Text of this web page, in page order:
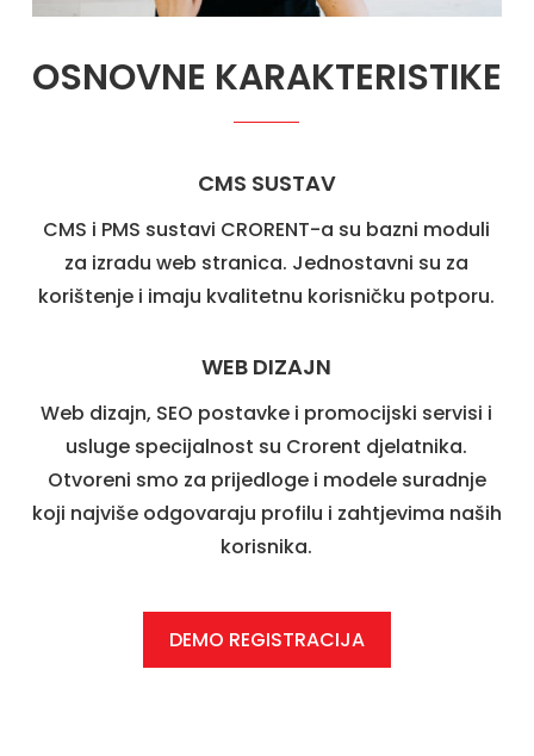
OSNOVNE KARAKTERISTIKE
CMS SUSTAV
CMS i PMS sustavi CRORENT-a su bazni moduli
za izradu web stranica. Jednostavni su za
korištenje i imaju kvalitetnu korisničku potporu.
WEB DIZAJN
Web dizajn, SEO postavke i promocijski servisi i
usluge specijalnost su Crorent djelatnika.
Otvoreni smo za prijedloge i modele suradnje
koji najviše odgovaraju profilu i zahtjevima naših
korisnika.
DEMO REGISTRACIJA